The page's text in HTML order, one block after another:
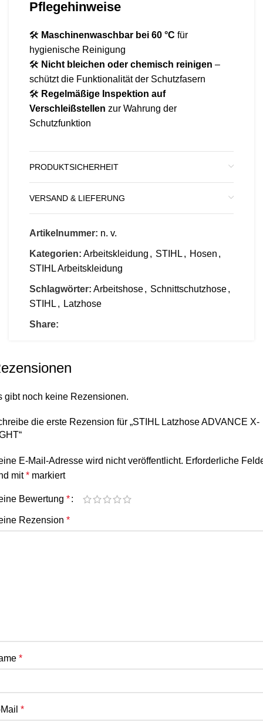
Pflegehinweise
🛠 Maschinenwaschbar bei 60 °C für
hygienische Reinigung
🛠 Nicht bleichen oder chemisch reinigen –
schützt die Funktionalität der Schutzfasern
🛠 Regelmäßige Inspektion auf
Verschleißstellen zur Wahrung der
Schutzfunktion
PRODUKTSICHERHEIT
VERSAND & LIEFERUNG
Artikelnummer: n. v.
Kategorien: Arbeitskleidung , STIHL , Hosen ,
STIHL Arbeitskleidung
Schlagwörter: Arbeitshose, Schnittschutzhose,
STIHL , Latzhose
Share:
gibt noch keine Rezensionen.
die erste Rezension für „STIHL Latzhose ADVANCE X-
E-Mail-Adresse wird nicht veröffentlicht. Erforderliche
mit* markiert
Bewertung *
Rezension *
*
*